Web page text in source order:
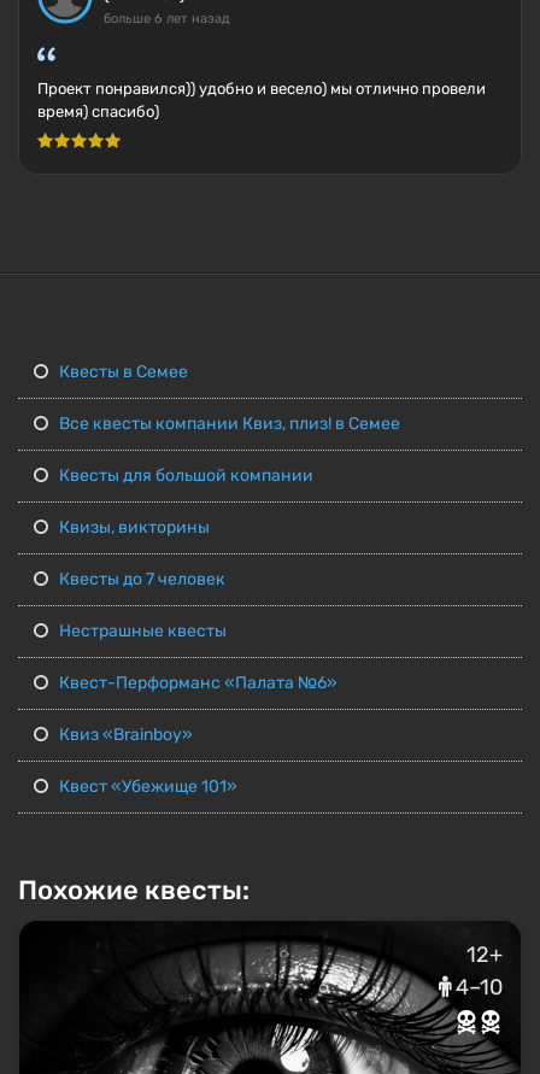
больше 6 лет назад
Проект понравился)) удобно и весело) мы отлично провели
время) спасибо)
Квесты в Семее
Все квесты компании Квиз, плиз! в Семее
Квесты для большой компании
Квизы, викторины
Квесты до 7 человек
Нестрашные квесты
Квест-Перформанс «Палата №6»
Квиз «Brainboy»
Квест «Убежище 101»
Похожие квесты:
12+
4–10